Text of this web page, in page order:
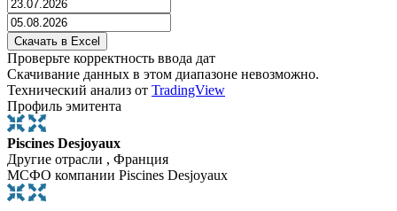
Проверьте корректность ввода дат
Скачивание данных в этом диапазоне невозможно.
Технический анализ от TradingView
Профиль эмитента
Piscines Desjoyaux
Другие отрасли , Франция
МСФО компании Piscines Desjoyaux